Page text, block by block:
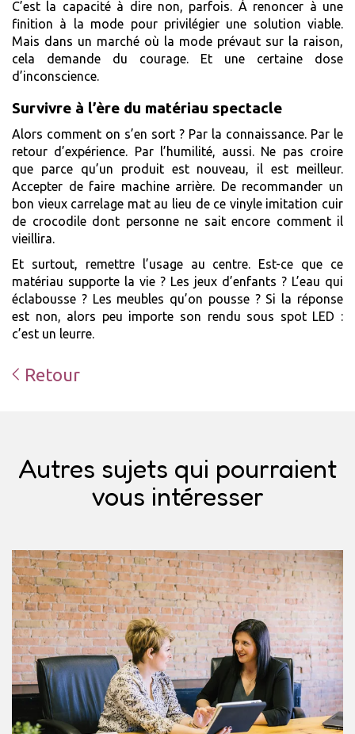
C’est la capacité à dire non, parfois. À renoncer à une
finition à la mode pour privilégier une solution viable.
Mais dans un marché où la mode prévaut sur la raison,
cela demande du courage. Et une certaine dose
d’inconscience.
Survivre à l’ère du matériau spectacle
Alors comment on s’en sort ? Par la connaissance. Par le
retour d’expérience. Par l’humilité, aussi. Ne pas croire
que parce qu’un produit est nouveau, il est meilleur.
Accepter de faire machine arrière. De recommander un
bon vieux carrelage mat au lieu de ce vinyle imitation cuir
de crocodile dont personne ne sait encore comment il
vieillira.
Et surtout, remettre l’usage au centre. Est-ce que ce
matériau supporte la vie ? Les jeux d’enfants ? L’eau qui
éclabousse ? Les meubles qu’on pousse ? Si la réponse
est non, alors peu importe son rendu sous spot LED :
c’est un leurre.
Retour
Autres sujets qui pourraient
vous intéresser